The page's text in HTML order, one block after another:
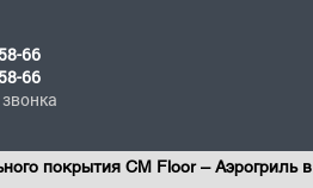
66
66
CM Floor – Аэрогриль в подарок!